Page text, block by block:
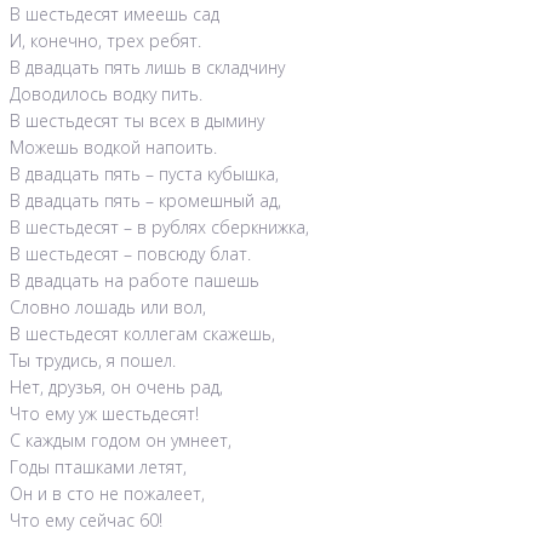
В шестьдесят имеешь сад
И, конечно, трех ребят.
В двадцать пять лишь в складчину
Доводилось водку пить.
В шестьдесят ты всех в дымину
Можешь водкой напоить.
В двадцать пять – пуста кубышка,
В двадцать пять – кромешный ад,
В шестьдесят – в рублях сберкнижка,
В шестьдесят – повсюду блат.
В двадцать на работе пашешь
Словно лошадь или вол,
В шестьдесят коллегам скажешь,
Ты трудись, я пошел.
Нет, друзья, он очень рад,
Что ему уж шестьдесят!
С каждым годом он умнеет,
Годы пташками летят,
Он и в сто не пожалеет,
Что ему сейчас 60!